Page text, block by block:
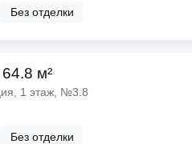
Без отделки
м²
1 этаж, №3.8
Без отделки